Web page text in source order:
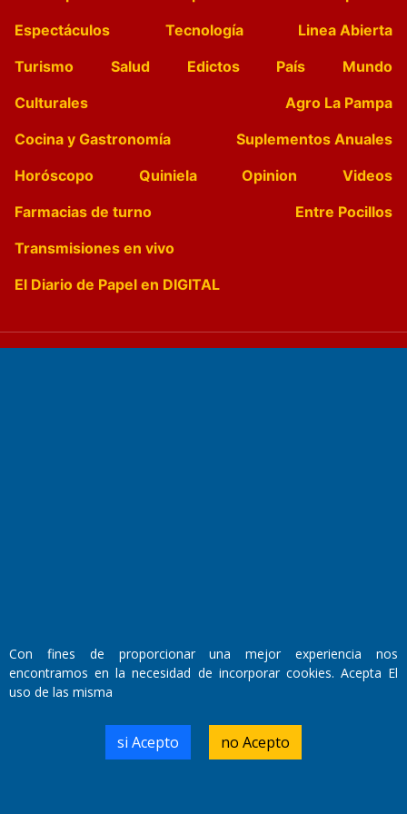
Espectáculos
Tecnología
Linea Abierta
Turismo
Salud Edictos País
Mundo
Culturales
Agro La Pampa
Cocina y Gastronomía
Suplementos Anuales
Horóscopo
Quiniela Opinion
Videos
Farmacias de turno
Entre Pocillos
Transmisiones en vivo
El Diario de Papel en DIGITAL
Santa Rosa, La Pampa.
Número de Registro DNDA:
RL-2019-55551274-APN-DNDA#MJ
Con fines de proporcionar una mejor experiencia nos
encontramos en la necesidad de incorporar cookies. Acepta El
uso de las misma
si Acepto no Acepto